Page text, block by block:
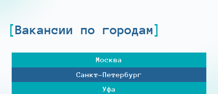
Вакансии по городам
Москва
Санкт-Петербург
Уфа